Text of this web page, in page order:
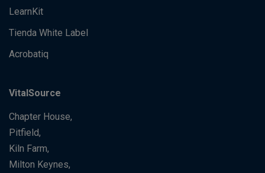
LearnKit
Tienda White Label
Acrobatiq
VitalSource
Chapter House,
Pitfield,
Kiln Farm,
Milton Keynes,